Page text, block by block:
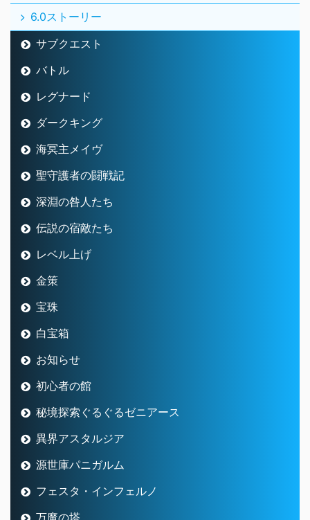
6.0ストーリー
サブクエスト
バトル
レグナード
ダークキング
海冥主メイヴ
聖守護者の闘戦記
深淵の咎人たち
伝説の宿敵たち
レベル上げ
金策
宝珠
白宝箱
お知らせ
初心者の館
秘境探索ぐるぐるゼニアース
異界アスタルジア
源世庫パニガルム
フェスタ・インフェルノ
万魔の塔